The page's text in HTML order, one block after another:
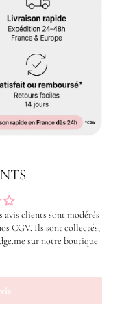
avis clients sont modérés
CGV. Ils sont collectés,
sur notre boutique